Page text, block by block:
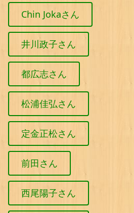
Chin Jokaさん
井川政子さん
都広志さん
松浦佳弘さん
定金正松さん
前田さん
西尾陽子さん